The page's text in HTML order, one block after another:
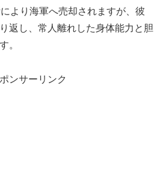
より海軍へ売却されますが、彼
返し、常人離れした身体能力と胆
。
ンサーリンク